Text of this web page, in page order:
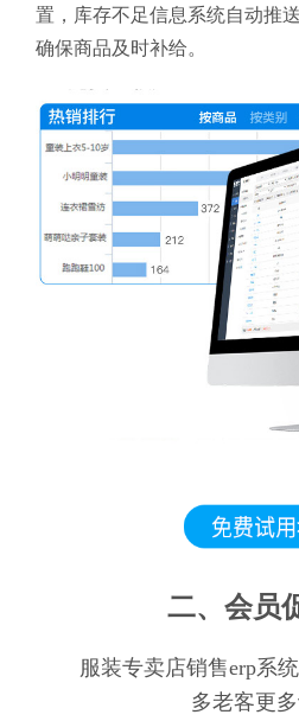
置，库存不足信息系统自动推
确保商品及时补给。
二、会员
服装专卖店销售erp系
多老客更